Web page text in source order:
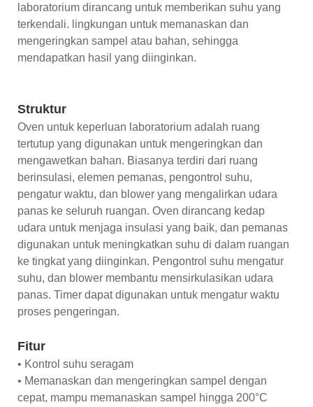
laboratorium dirancang untuk memberikan suhu yang
terkendali. lingkungan untuk memanaskan dan
mengeringkan sampel atau bahan, sehingga
mendapatkan hasil yang diinginkan.
Struktur
Oven untuk keperluan laboratorium adalah ruang
tertutup yang digunakan untuk mengeringkan dan
mengawetkan bahan. Biasanya terdiri dari ruang
berinsulasi, elemen pemanas, pengontrol suhu,
pengatur waktu, dan blower yang mengalirkan udara
panas ke seluruh ruangan. Oven dirancang kedap
udara untuk menjaga insulasi yang baik, dan pemanas
digunakan untuk meningkatkan suhu di dalam ruangan
ke tingkat yang diinginkan. Pengontrol suhu mengatur
suhu, dan blower membantu mensirkulasikan udara
panas. Timer dapat digunakan untuk mengatur waktu
proses pengeringan.
Fitur
• Kontrol suhu seragam
• Memanaskan dan mengeringkan sampel dengan
cepat, mampu memanaskan sampel hingga 200°C